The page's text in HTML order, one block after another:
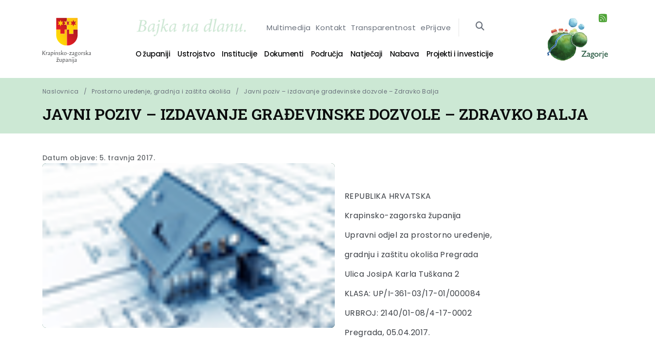
Multimedija Kontakt Transparentnost ePrijave
O županiji Ustrojstvo Institucije Dokumenti Područja Natječaji Nabava Projekti i investicije
Naslovnica Prostorno uređenje, gradnja i zaštita okoliša Javni poziv – izdavanje građevinske dozvole – Zdravko Balja
JAVNI POZIV – IZDAVANJE GRAĐEVINSKE DOZVOLE – ZDRAVKO BALJA
Datum objave: 5. travnja 2017.
REPUBLIKA HRVATSKA
Krapinsko-zagorska županija
Upravni odjel za prostorno uređenje,
gradnju i zaštitu okoliša Pregrada
Ulica JosipA Karla Tuškana 2
KLASA: UP/I-361-03/17-01/000084
URBROJ: 2140/01-08/4-17-0002
Pregrada, 05.04.2017.